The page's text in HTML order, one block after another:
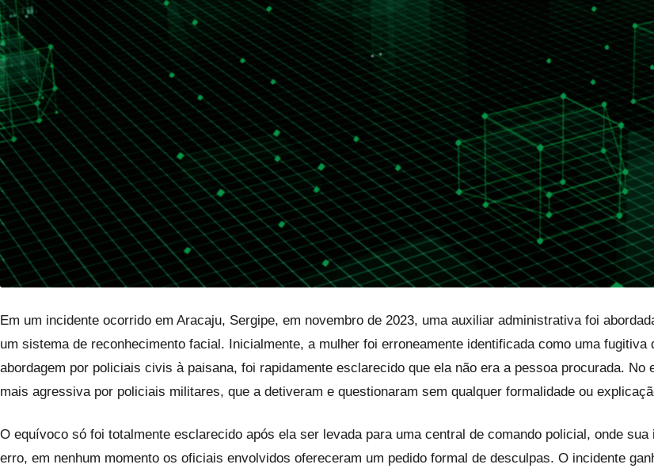
Em um incidente ocorrido em Aracaju, Sergipe, em novembro de 2023, uma auxiliar administrativa foi
um sistema de reconhecimento facial. Inicialmente, a mulher foi erroneamente identificada como uma
abordagem por policiais civis à paisana, foi rapidamente esclarecido que ela não era a pessoa procurada.
mais agressiva por policiais militares, que a detiveram e questionaram sem qualquer formalidade ou
O equívoco só foi totalmente esclarecido após ela ser levada para uma central de comando policial, onde
erro, em nenhum momento os oficiais envolvidos ofereceram um pedido formal de desculpas. O incidente